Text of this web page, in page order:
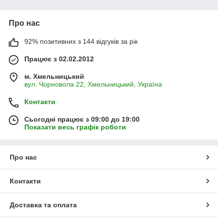
Про нас
92% позитивних з 144 відгуків за рік
Працює з 02.02.2012
м. Хмельницький
вул. Чорновола 22, Хмельницький, Україна
Контакти
Сьогодні працює з 09:00 до 19:00
Показати весь графік роботи
Про нас
Контакти
Доставка та оплата